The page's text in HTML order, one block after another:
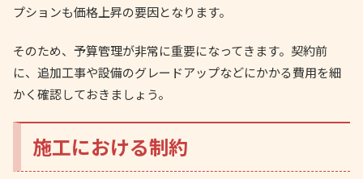
プションも価格上昇の要因となります。
そのため、予算管理が非常に重要になってきます。契約前
に、追加工事や設備のグレードアップなどにかかる費用を細
かく確認しておきましょう。
施工における制約